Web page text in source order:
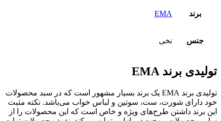
برند EMA
جنس نخی
تولیدی برند EMA
تولیدی برند EMA یک برند بسیار مشهور است که در سبد محصولات
خود دارای شورت، ست، سوتین و لباس خواب می‌باشد. نکته مثبت
این برند داشتن طرح‌های ویژه و خاص است که این محصولات را از